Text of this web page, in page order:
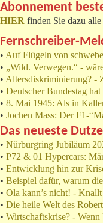
Abonnement
HIER finden Sie dazu
Fernschreiber-
• Auf Flügeln von
• „Wild. Verwegen.“ -
• Altersdiskriminierung? -
• Deutscher Bundestag
• 8. Mai 1945: Als in
• Jochen Mass: Der F1-
Das neueste
• Nürburgring Jubiläum
• P72 & 01 Hypercars:
• Entwicklung hin zur
• Beispiel dafür, warum
• Ola kann’s nicht! -
• Die heile Welt des
• Wirtschaftskrise? -